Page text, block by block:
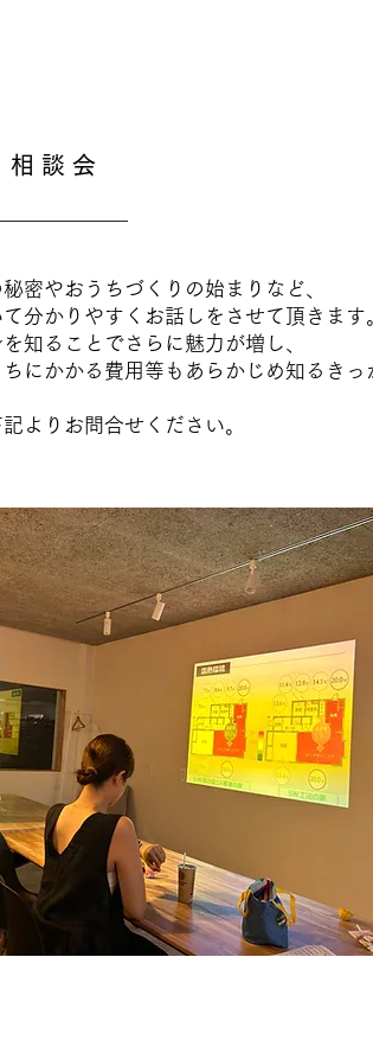
相 談 会
密やおうちづくりの始まりなど、
分かりやすくお話しをさせて頂きます
知ることでさらに魅力が増し、
にかかる費用等もあらかじめ知るき
よりお問合せください。